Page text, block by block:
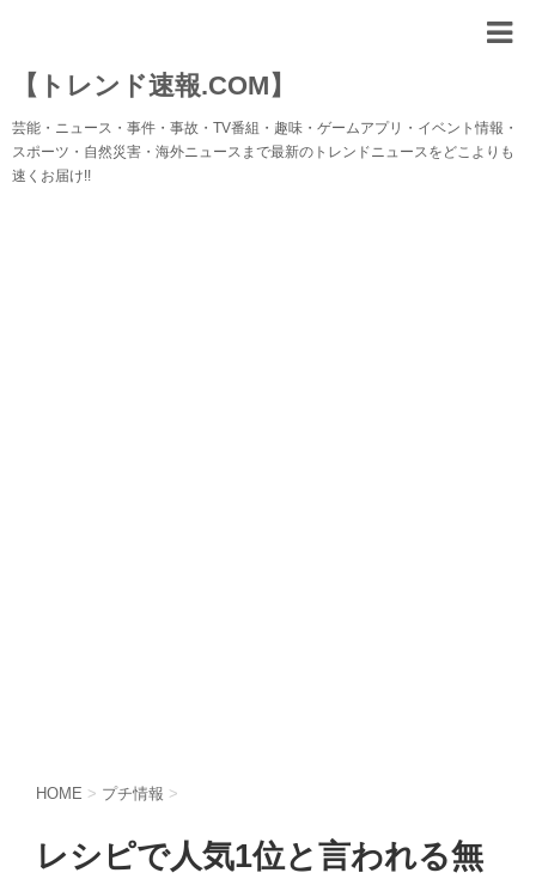
【トレンド速報.COM】
芸能・ニュース・事件・事故・TV番組・趣味・ゲームアプリ・イベント情報・
スポーツ・自然災害・海外ニュースまで最新のトレンドニュースをどこよりも
速くお届け!!
HOME > プチ情報 >
レシピで人気1位と言われる無